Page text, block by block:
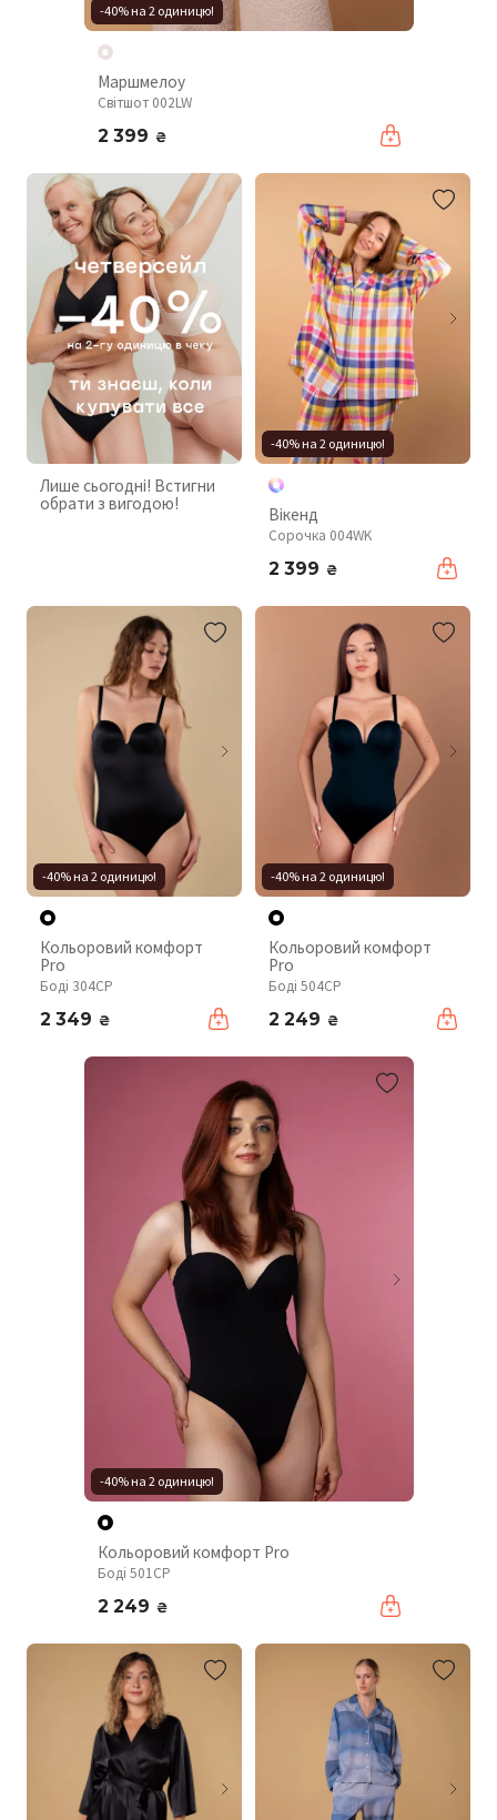
-40% на 2 одиницю!
Маршмелоу
Світшот 002LW
2 399 ₴
Лише сьогодні! Встигни
обрати з вигодою!
-40% на 2 одиницю!
Вікенд
Сорочка 004WK
2 399 ₴
-40% на 2 одиницю!
Кольоровий комфорт
Pro
Боді 304CP
2 349 ₴
-40% на 2 одиницю!
Кольоровий комфорт
Pro
Боді 504CP
2 249 ₴
-40% на 2 одиницю!
Кольоровий комфорт Pro
Боді 501CP
2 249 ₴